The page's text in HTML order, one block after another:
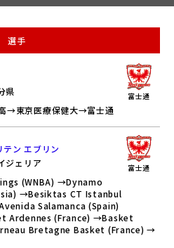
富士通
県
→東京医療保健大→富士通
テン エブリン
富士通
ジェリア
(WNBA) →Dynamo
→Besiktas CT Istanbul
Salamanca (Spain)
Ardennes (France) →Basket
Bretagne Basket (France) →